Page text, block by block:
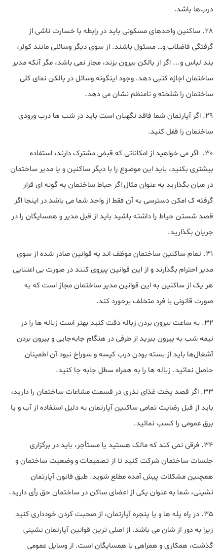
درب‌ها باشد.
28. ساکنین واحدهای مسکونی باید در رابطه با خسارت ناشی از
گرفتگی فاضلاب و… مسئول باشند. از سوی دیگر وسائلی مانند کولر،
بند لباس و... اگر از بالکن بیرون بزند، مجاز نمی باشد، مگر آنکه مدیر
ساختمان اجازه کتبی دهد. وجود اینگونه وسائل در بالکن نمای کلی
ساختمان را شلخته و نامنظم نشان می دهد.
29. اگر آپارتمان شما فاقد نگهبان است باید در شب ها درب ورودی
ساختمان را قفل کنید.
30. اگر می خواهید از امکاناتی که قبض مشترک دارند، استفاده
بیشتری بکنید، باید این موضوع را با دیگر ساکنین و یا مدیر ساختمان
در میان بگذارید به عنوان مثال اگر حیاط ساختمان به گونه ای قرار
گرفته ک امکن دسترسی به آن فقط از واحد شما می باشد در اینجا اگر
قصد شستن حیاط را داشته باشید باید از قبل مدیر و همسایگان را در
جریان بگذارید.
31. تمام ساکنین ساختمان موظف اند به قوانین صادر شده از سوی
مدیر احترام بگذارند و از این قوانین پیروی کنند در صورت بی اعتنایی
هر یک از ساکنین به این قوانین مدیر ساختمان مجاز است که به
صورت قانونی با فرد متخلف برخورد کند.
32. به ساعت بیرون بردن زباله دقت کنید بهتر است زباله ها را در
نیمه شب به بیرون ببرید از طرفی در هنگام جابه‌جایی و بیرون بردن
آشغال‌ها باید از بسته بودن درب کیسه و سوراخ نبود آن اطمینان
حاصل نمائید. زباله ها را به همراه سطل جابه جا کنید.
33. اگر قصد پخت غذای نذری در قسمت مشاعات ساختمان را دارید،
باید از قبل رضایت تمامی ساکنین آپارتمان به دلیل استفاده از آب و یا
برق عمومی را کسب نمائید.
34. فرقی نمی کند که مالک هستید یا مستأجر، باید در برگزاری
جلسات ساختمان شرکت کنید تا از تصمیمات و وضعیت ساختمان و
همچنین مشکلات پیش آمده مطلع شوید. طبق قانون آپارتمان
نشینی، شما به عنوان یکی از اعضای ساکن در ساختمان حق رأی دارید.
35. در راه پله ها و یا پنجره آپارتمان، از صحبت کردن خودداری کنید
زیرا به دور از شان می باشد. از اصلی ترین قوانین آپارتمان نشینی
گذشت، همکاری و همراهی با همسایگان است. از وسایل عمومی